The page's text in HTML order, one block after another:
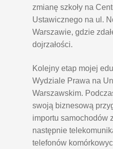
zmianę szkoły na
Ustawicznego na ul.
Warszawie, gdzie
dojrzałości.
Kolejny etap mojej
Wydziale Prawa na
Warszawskim.
swoją biznesową
importu samochodów
następnie
telefonów